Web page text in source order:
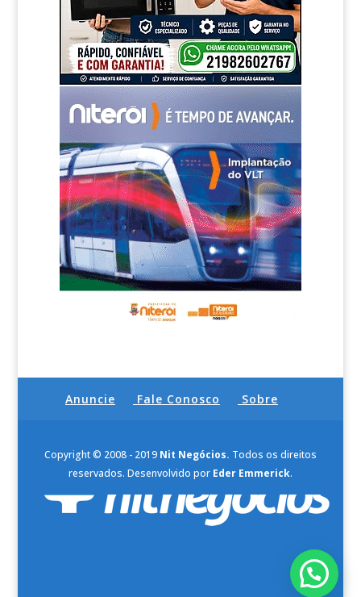
Anuncie Fale Conosco Sobre
Copyright © 2008 - 2019 Nit Negócios. Todos os direitos
reservados. Desenvolvido por Eder Emmerick.